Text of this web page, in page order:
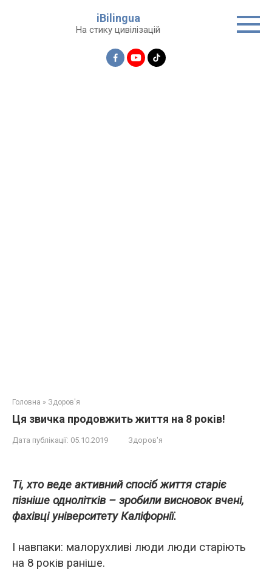
iBilingua
На стику цивілізацій
Головна » Здоров'я
Ця звичка продовжить життя на 8 років!
Дата публікації: 05.10.2019 Здоров'я
Ті, хто веде активний спосіб життя старіє
пізніше однолітків – зробили висновок вчені,
фахівці університету Каліфорнії.
І навпаки: малорухливі люди люди старіють
на 8 років раніше.